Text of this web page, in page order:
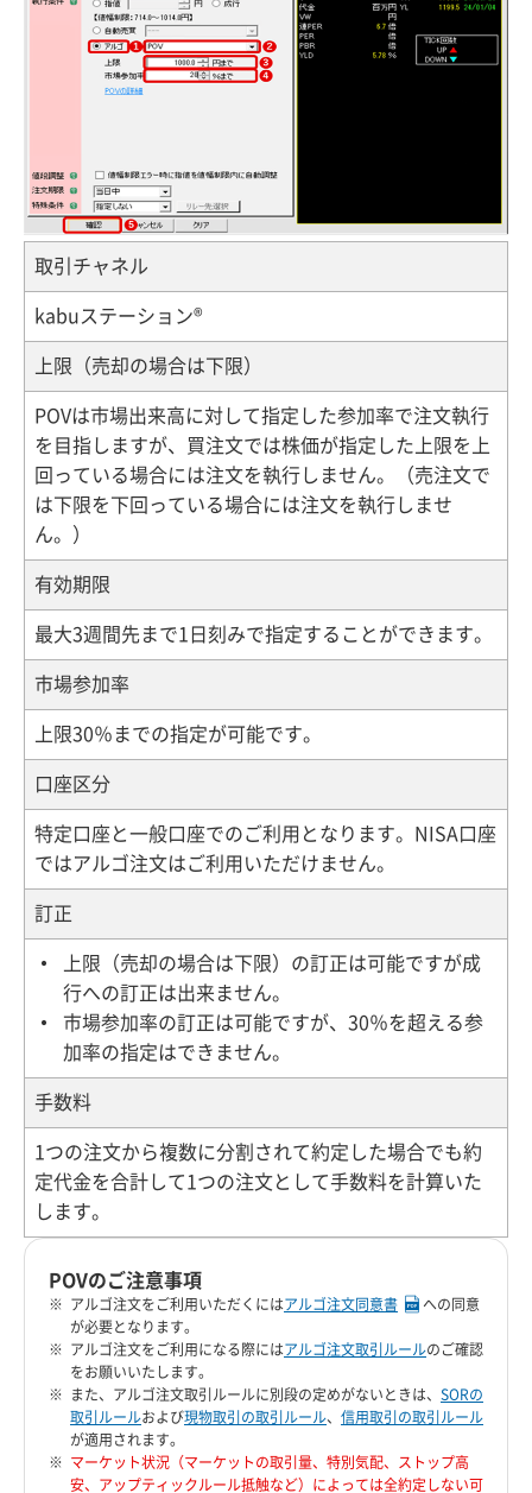
取引チャネル
kabuステーション®
上限（売却の場合は下限）
POVは市場出来高に対して指定した参加率で注文執行
を目指しますが、買注文では株価が指定した上限を上
回っている場合には注文を執行しません。（売注文で
は下限を下回っている場合には注文を執行しませ
ん。）
有効期限
最大3週間先まで1日刻みで指定することができます。
市場参加率
上限30％までの指定が可能です。
口座区分
特定口座と一般口座でのご利用となります。NISA口座
ではアルゴ注文はご利用いただけません。
訂正
上限（売却の場合は下限）の訂正は可能ですが成
行への訂正は出来ません。
市場参加率の訂正は可能ですが、30％を超える参
加率の指定はできません。
手数料
1つの注文から複数に分割されて約定した場合でも約
定代金を合計して1つの注文として手数料を計算いた
します。
POVのご注意事項
アルゴ注文をご利用いただくにはアルゴ注文同意書
への同意
が必要となります。
アルゴ注文をご利用になる際にはアルゴ注文取引ルールのご確認
をお願いいたします。
また、アルゴ注文取引ルールに別段の定めがないときは、 SORの
取引ルールおよび現物取引の取引ルール、 信用取引の取引ルール
が適用されます。
マーケット状況（マーケットの取引量、特別気配、ストップ高
安、アップティックルール抵触など）によっては全約定しない可